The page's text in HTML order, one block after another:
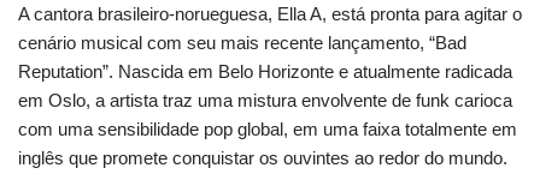
A cantora brasileiro-norueguesa, Ella A, está pronta para agitar o
cenário musical com seu mais recente lançamento, “Bad
Reputation”. Nascida em Belo Horizonte e atualmente radicada
em Oslo, a artista traz uma mistura envolvente de funk carioca
com uma sensibilidade pop global, em uma faixa totalmente em
inglês que promete conquistar os ouvintes ao redor do mundo.